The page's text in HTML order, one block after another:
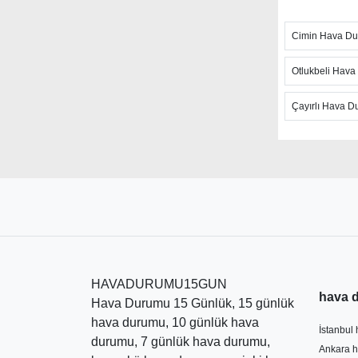
Hızlı
anlık hava
hava
hava
belirtmek
Cimin Hava
Otlukbeli Hava
Çayırlı Hava
HAVADURUMU15GUN
Hava Durumu 15 Günlük, 15 günlük
hava durumu, 10 günlük hava
durumu, 7 günlük hava durumu,
hava
İstanbul
Ankara